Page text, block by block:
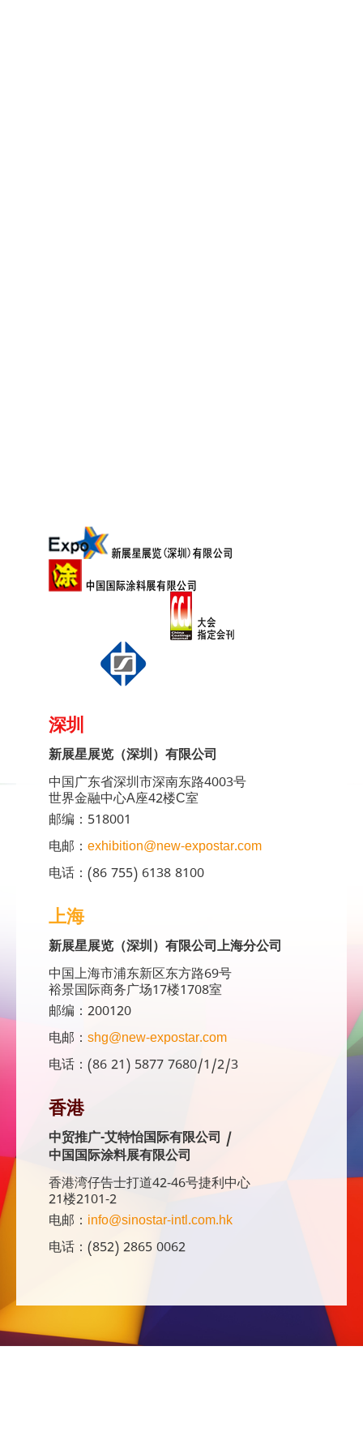
深圳
新展星展览（深圳）有限公司
中国广东省深圳市深南东路4003号
世界金融中心A座42楼C室
邮编：518001
电邮： exhibition@new-expostar.com
电话：(86 755) 6138 8100
上海
新展星展览（深圳）有限公司上海分公司
中国上海市浦东新区东方路69号
裕景国际商务广场17楼1708室
邮编：200120
电邮： shg@new-expostar.com
电话：(86 21) 5877 7680/1/2/3
香港
中贸推广-艾特怡国际有限公司 /
中国国际涂料展有限公司
香港湾仔告士打道42-46号捷利中心
21楼2101-2
电邮： info@sinostar-intl.com.hk
电话：(852) 2865 0062